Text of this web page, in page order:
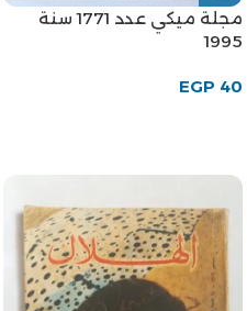
مجلة ميكي عدد 1771 سنة
1995
EGP 40